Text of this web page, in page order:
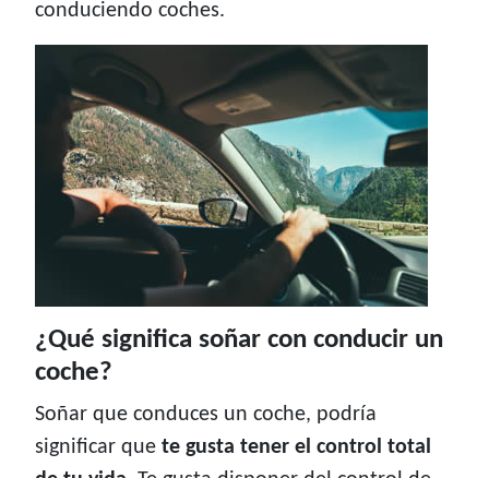
conduciendo coches.
¿Qué significa soñar con conducir un
coche?
Soñar que conduces un coche, podría
significar que te gusta tener el control total